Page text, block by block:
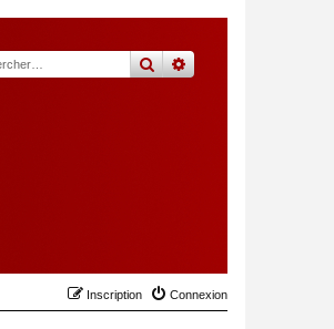
rechercher
recherche
Connexion
Inscription